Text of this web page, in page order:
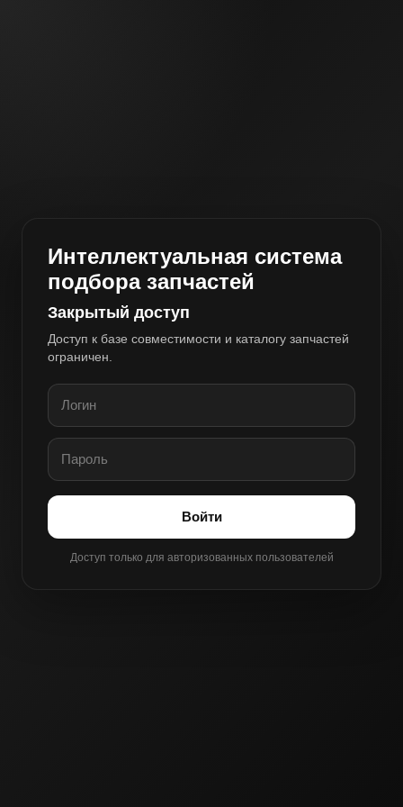
Интеллектуальная система
подбора запчастей
Закрытый доступ
Доступ к базе совместимости и каталогу запчастей
ограничен.
Войти
Доступ только для авторизованных пользователей